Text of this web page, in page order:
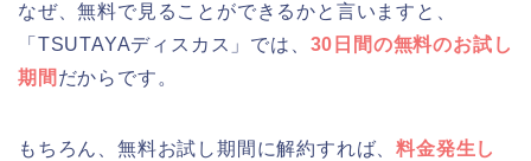
なぜ、無料で見ることができるかと言いますと、
「TSUTAYAディスカス」では、 30日間の無料のお試し
期間 だからです。
もちろん、無料お試し期間に解約すれば、料金発生し